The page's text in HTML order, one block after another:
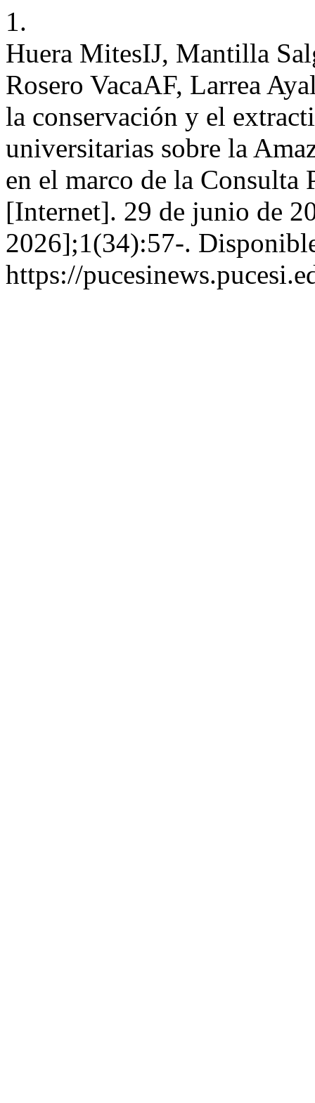
1.
Huera MitesIJ, Mantilla
Rosero VacaAF, Larrea
la conservación y el
universitarias sobre la
en el marco de la
[Internet]. 29 de junio de
2026];1(34):57-.
https://